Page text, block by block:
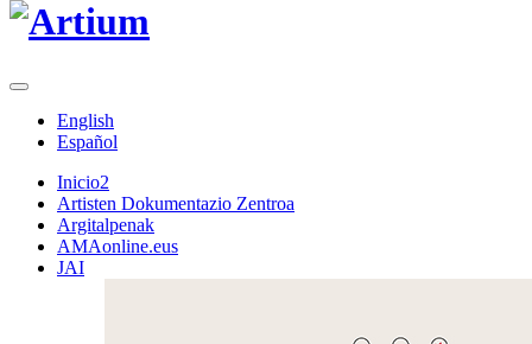
English
Español
Inicio2
Artisten Dokumentazio Zentroa
Argitalpenak
AMAonline.eus
JAI